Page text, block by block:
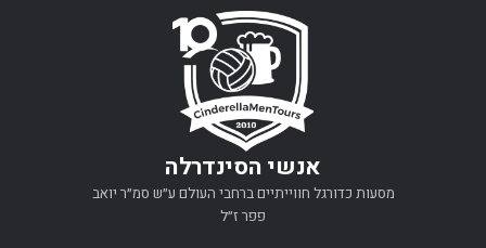
אנשי הסינדרלה
מסעות כדורגל חווייתיים ברחבי העולם ע״ש סמ״ר יואב
פפר ז״ל